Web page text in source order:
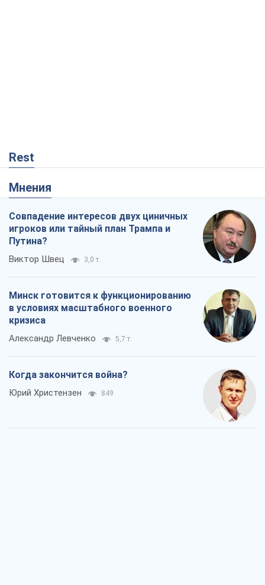
Rest
Мнения
Совпадение интересов двух циничных
игроков или тайный план Трампа и
Путина?
Виктор Швец 3,0 т.
Минск готовится к функционированию
в условиях масштабного военного
кризиса
Александр Левченко 5,7 т.
Когда закончится война?
Юрий Христензен 849